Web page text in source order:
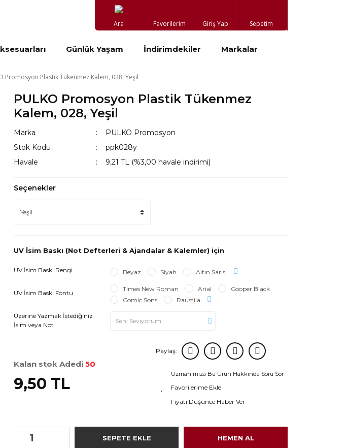
Ara Favorilerim Giriş Yap Sepetim
Günlük Yaşam İndirimdekiler Markalar
Promosyon Plastik Tükenmez Kalem, 028, Yeşil
PULKO Promosyon Plastik Tükenmez
Kalem, 028, Yeşil
Marka
PULKO Promosyon
Stok Kodu
ppk028y
Havale
9,21 TL (%3,00 havale indirimi)
Seçenekler
UV İsim Baskı (Not Defterleri & Ajandalar & Kalemler) için
UV İsim Baskı Rengi Beyaz Siyah Altın Sarısı
UV İsim Baskı Fontu
Times New Roman Arial
Cooper Black
Comic Sons
Raustila
Üzerine Yazmak İstediğiniz
İsim veya Not
Kalan stok Adedi 50
9,50 TL
Paylaş:
Uzmanımıza Bu Ürün Hakkında Soru Sor
Fiyatı Düşünce Haber Ver
SEPETE EKLE HEMEN AL